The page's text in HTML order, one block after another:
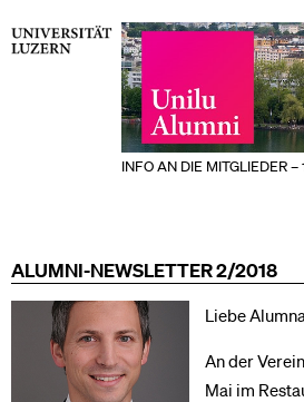
INFO AN DIE MITGLIEDER –
ALUMNI-NEWSLETTER 2/2018
Liebe
An der
Mai im